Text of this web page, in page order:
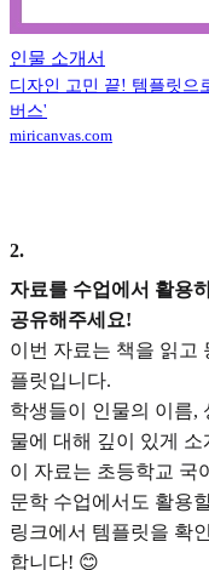
인물 소개서
디자인 고민 끝! 템플릿으
버스'
miricanvas.com
2.
자료를 수업에서 활용
공유해주세요!
이번 자료는 책을 읽고
플릿입니다.
학생들이 인물의 이름,
물에 대해 깊이 있게
이 자료는 초등학교 국
문학 수업에서도 활용
링크에서 템플릿을 확
합니다! 😊